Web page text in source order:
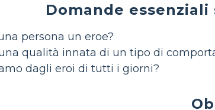
Domande
persona un eroe?
qualità innata di un tipo di
dagli eroi di tutti i giorni?